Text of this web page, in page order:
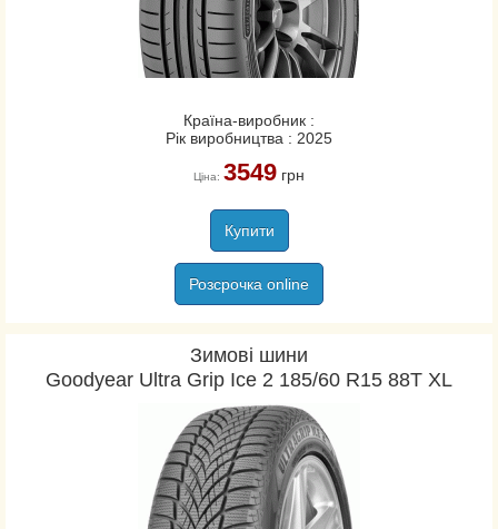
Країна-виробник :
Рік виробництва : 2025
Ціна: 3549грн
Купити
Розсрочка online
Зимові шини
Goodyear Ultra Grip Ice 2 185/60 R15 88T XL